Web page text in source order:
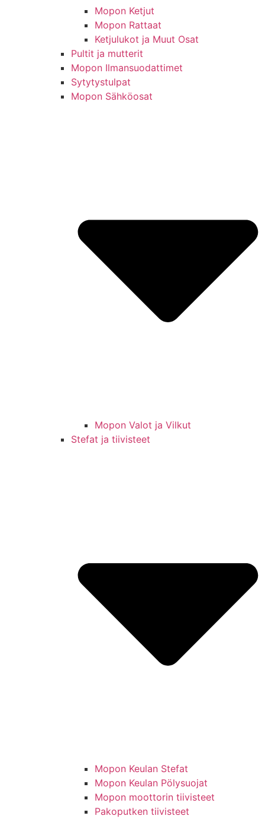
Mopon Ketjut
Mopon Rattaat
Ketjulukot ja Muut Osat
Pultit ja mutterit
Mopon Ilmansuodattimet
Sytytystulpat
Mopon Sähköosat
Mopon Valot ja Vilkut
Stefat ja tiivisteet
Mopon Keulan Stefat
Mopon Keulan Pölysuojat
Mopon moottorin tiivisteet
Pakoputken tiivisteet